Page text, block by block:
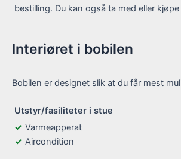
bestilling. Du kan også ta med eller
Interiøret i bobilen
Bobilen er designet slik at du får mest
Utstyr/fasiliteter i stue
Varmeapperat
Aircondition